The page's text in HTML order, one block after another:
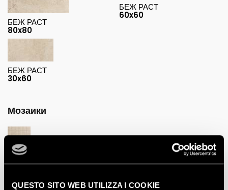
QUESTO SITO WEB UTILIZZA I COOKIE
БЕЖ РАСТ
80x80
БЕЖ РАСТ
60x60
БЕЖ РАСТ
30x60
Мозаики
БЕЖ РАСТ
МАКРОМОЗАИКО